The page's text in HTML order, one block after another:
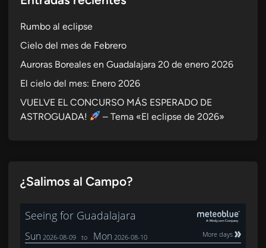
Rumbo al eclipse
Cielo del mes de Febrero
Auroras Boreales en Guadalajara 20 de enero 2026
El cielo del mes: Enero 2026
VUELVE EL CONCURSO MÁS ESPERADO DE
ASTROGUADA!
– Tema «El eclipse de 2026»
¿Salimos al Campo?